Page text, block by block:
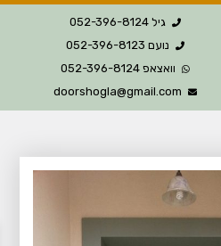
גיל 052-396-8124
נועם 052-396-8123
וואצאפ 052-396-8124
doorshogla@gmail.com